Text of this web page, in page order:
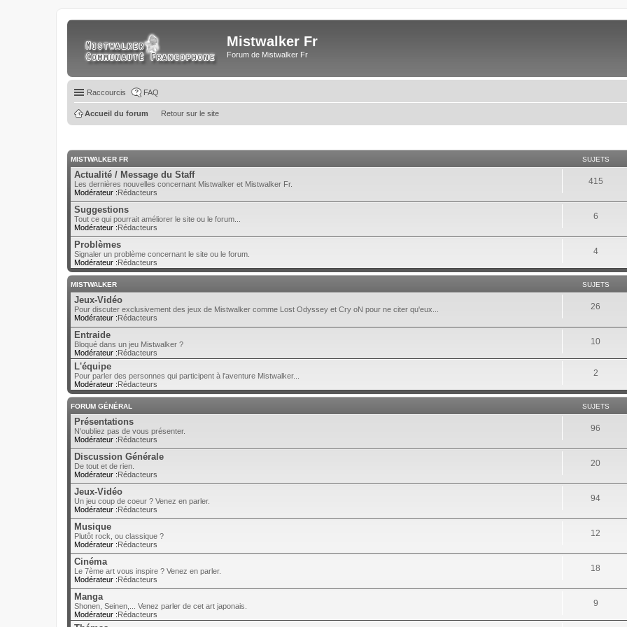
Mistwalker Fr
Forum de Mistwalker Fr
Raccourcis FAQ
Retour sur le site
Accueil du forum
MISTWALKER FR SUJETS
Actualité / Message du Staff
Les dernières nouvelles concernant Mistwalker et Mistwalker Fr.
Modérateur :Rédacteurs
415
Suggestions
Tout ce qui pourrait améliorer le site ou le forum...
Modérateur :Rédacteurs
6
Problèmes
Signaler un problème concernant le site ou le forum.
Modérateur :Rédacteurs
4
MISTWALKER SUJETS
Jeux-Vidéo
Pour discuter exclusivement des jeux de Mistwalker comme Lost Odyssey et Cry oN pour ne citer qu'eux...
Modérateur :Rédacteurs
26
Entraide
Bloqué dans un jeu Mistwalker ?
Modérateur :Rédacteurs
10
L'équipe
Pour parler des personnes qui participent à l'aventure Mistwalker...
Modérateur :Rédacteurs
2
FORUM GÉNÉRAL SUJETS
Présentations
N'oubliez pas de vous présenter.
Modérateur :Rédacteurs
96
Discussion Générale
De tout et de rien.
Modérateur :Rédacteurs
20
Jeux-Vidéo
Un jeu coup de coeur ? Venez en parler.
Modérateur :Rédacteurs
94
Musique
Plutôt rock, ou classique ?
Modérateur :Rédacteurs
12
Cinéma
Le 7ème art vous inspire ? Venez en parler.
Modérateur :Rédacteurs
18
Manga
Shonen, Seinen,... Venez parler de cet art japonais.
Modérateur :Rédacteurs
9